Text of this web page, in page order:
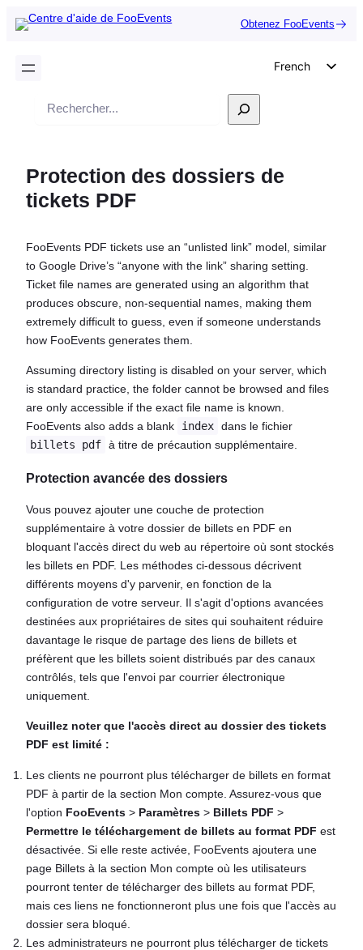
Obtenez FooEvents
French
Spanish
Polish
Czech
Greek
Recherche
Protection des dossiers de
tickets PDF
FooEvents PDF tickets use an “unlisted link” model, similar
to Google Drive’s “anyone with the link” sharing setting.
Ticket file names are generated using an algorithm that
produces obscure, non-sequential names, making them
extremely difficult to guess, even if someone understands
how FooEvents generates them.
Assuming directory listing is disabled on your server, which
is standard practice, the folder cannot be browsed and files
are only accessible if the exact file name is known.
FooEvents also adds a blank
index dans le fichier
billets pdf à titre de précaution supplémentaire.
Protection avancée des dossiers
Vous pouvez ajouter une couche de protection
supplémentaire à votre dossier de billets en PDF en
bloquant l'accès direct du web au répertoire où sont stockés
les billets en PDF. Les méthodes ci-dessous décrivent
différents moyens d'y parvenir, en fonction de la
configuration de votre serveur. Il s'agit d'options avancées
destinées aux propriétaires de sites qui souhaitent réduire
davantage le risque de partage des liens de billets et
préfèrent que les billets soient distribués par des canaux
contrôlés, tels que l'envoi par courrier électronique
uniquement.
Veuillez noter que l'accès direct au dossier des tickets
PDF est limité :
Les clients ne pourront plus télécharger de billets en format
PDF à partir de la section Mon compte. Assurez-vous que
l'option FooEvents > Paramètres > Billets PDF >
Permettre le téléchargement de billets au format PDF est
désactivée. Si elle reste activée, FooEvents ajoutera une
page Billets à la section Mon compte où les utilisateurs
pourront tenter de télécharger des billets au format PDF,
mais ces liens ne fonctionneront plus une fois que l'accès au
dossier sera bloqué.
Les administrateurs ne pourront plus télécharger de tickets